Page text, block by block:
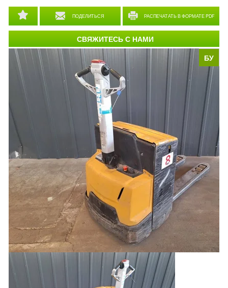
БУ
ПОДЕЛИТЬСЯ РАСПЕЧАТАТЬ В ФОРМАТЕ PDF
СВЯЖИТЕСЬ С НАМИ